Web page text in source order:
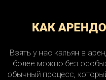
КАК
Взять у нас кальян в
более можно без
обычный процесс,